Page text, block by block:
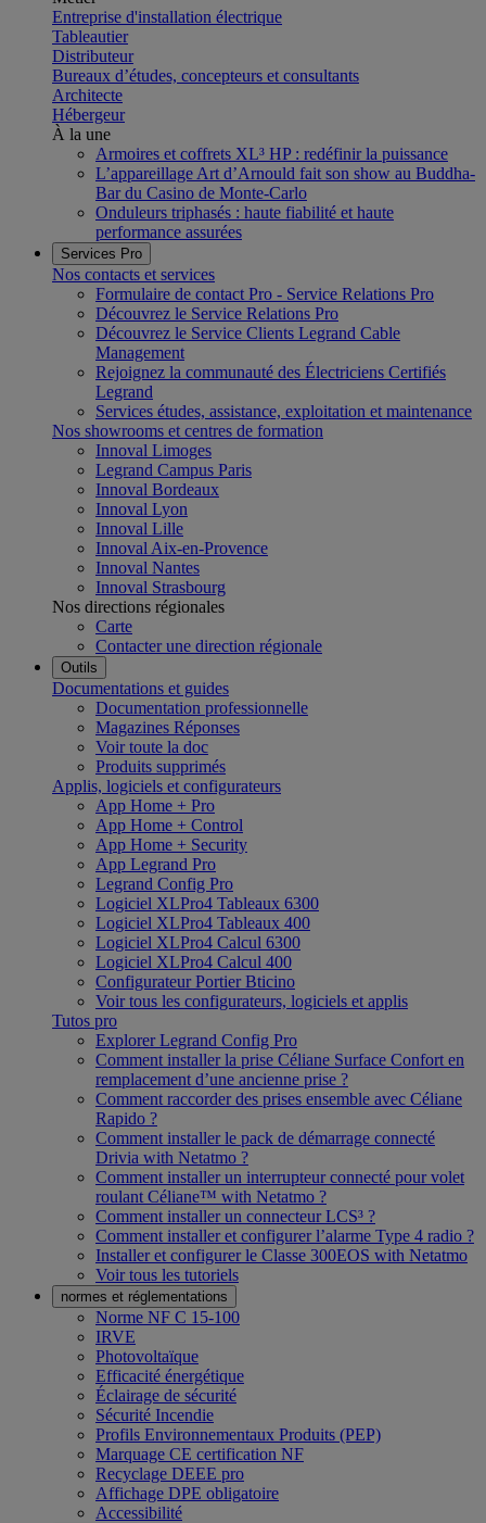
Entreprise d'installation électrique
Tableautier
Distributeur
Bureaux d’études, concepteurs et consultants
Architecte
Hébergeur
À la une
Armoires et coffrets XL³ HP : redéfinir la puissance
L’appareillage Art d’Arnould fait son show au Buddha-
Bar du Casino de Monte-Carlo
Onduleurs triphasés : haute fiabilité et haute
performance assurées
Services Pro
Nos contacts et services
Formulaire de contact Pro - Service Relations Pro
Découvrez le Service Relations Pro
Découvrez le Service Clients Legrand Cable
Management
Rejoignez la communauté des Électriciens Certifiés
Legrand
Services études, assistance, exploitation et maintenance
Nos showrooms et centres de formation
Innoval Limoges
Legrand Campus Paris
Innoval Bordeaux
Innoval Lyon
Innoval Lille
Innoval Aix-en-Provence
Innoval Nantes
Innoval Strasbourg
Nos directions régionales
Carte
Contacter une direction régionale
Outils
Documentations et guides
Documentation professionnelle
Magazines Réponses
Voir toute la doc
Produits supprimés
Applis, logiciels et configurateurs
App Home + Pro
App Home + Control
App Home + Security
App Legrand Pro
Legrand Config Pro
Logiciel XLPro4 Tableaux 6300
Logiciel XLPro4 Tableaux 400
Logiciel XLPro4 Calcul 6300
Logiciel XLPro4 Calcul 400
Configurateur Portier Bticino
Voir tous les configurateurs, logiciels et applis
Tutos pro
Explorer Legrand Config Pro
Comment installer la prise Céliane Surface Confort en
remplacement d’une ancienne prise ?
Comment raccorder des prises ensemble avec Céliane
Rapido ?
Comment installer le pack de démarrage connecté
Drivia with Netatmo ?
Comment installer un interrupteur connecté pour volet
roulant Céliane™ with Netatmo ?
Comment installer un connecteur LCS³ ?
Comment installer et configurer l’alarme Type 4 radio ?
Installer et configurer le Classe 300EOS with Netatmo
Voir tous les tutoriels
normes et réglementations
Norme NF C 15-100
IRVE
Photovoltaïque
Efficacité énergétique
Éclairage de sécurité
Sécurité Incendie
Profils Environnementaux Produits (PEP)
Marquage CE certification NF
Recyclage DEEE pro
Affichage DPE obligatoire
Accessibilité